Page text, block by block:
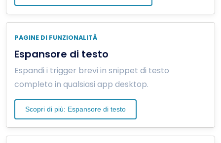
PAGINE DI FUNZIONALITÀ
Espansore di testo
Espandi i trigger brevi in snippet di testo
completo in qualsiasi app desktop.
Scopri di più: Espansore di testo